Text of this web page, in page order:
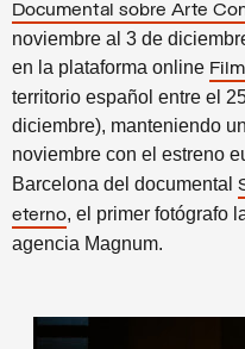
Documental sobre Arte
noviembre al 3 de
en la plataforma online
territorio español entre el
diciembre), manteniendo
noviembre con el estreno
Barcelona del documental
eterno, el primer fotógrafo
agencia Magnum.